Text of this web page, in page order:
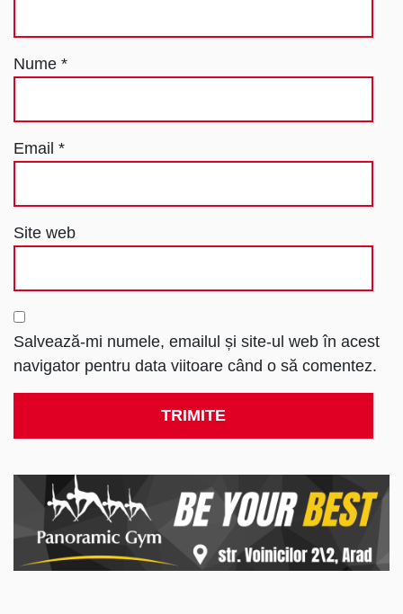
Nume *
Email *
Site web
Salvează-mi numele, emailul și site-ul web în acest
navigator pentru data viitoare când o să comentez.